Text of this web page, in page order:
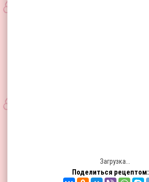
Загрузка...
Поделиться рецептом: